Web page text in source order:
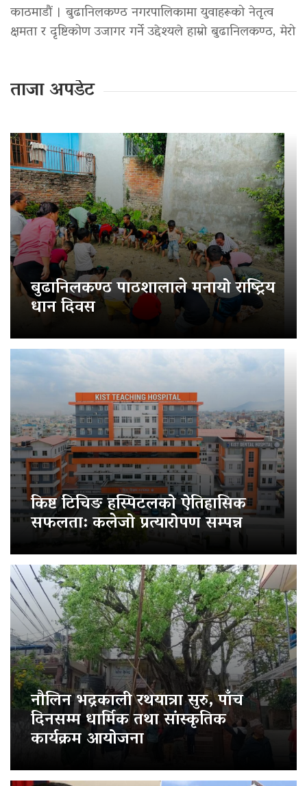
काठमाडौं । बुढानिलकण्ठ नगरपालिकामा युवाहरूको नेतृत्व
क्षमता र दृष्टिकोण उजागर गर्ने उद्देश्यले हाम्रो बुढानिलकण्ठ, मेरो
ताजा अपडेट
बुढानिलकण्ठ पाठशालाले मनायो राष्ट्रिय
धान दिवस
किष्ट टिचिङ हस्पिटलको ऐतिहासिक
सफलता: कलेजो प्रत्यारोपण सम्पन्न
नौलिन भद्रकाली रथयात्रा सुरु, पाँच
दिनसम्म धार्मिक तथा सांस्कृतिक
कार्यक्रम आयोजना